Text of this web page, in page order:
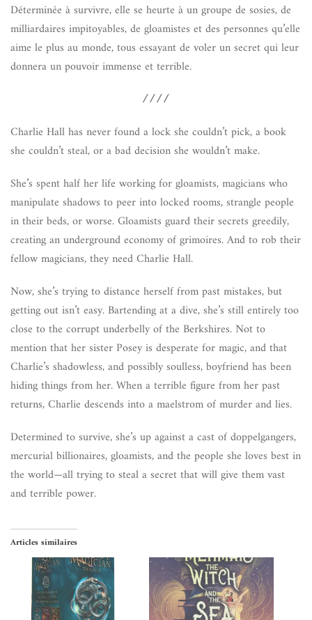
Déterminée à survivre, elle se heurte à un groupe de sosies, de
milliardaires impitoyables, de gloamistes et des personnes qu’elle
aime le plus au monde, tous essayant de voler un secret qui leur
donnera un pouvoir immense et terrible.
////
Charlie Hall has never found a lock she couldn’t pick, a book
she couldn’t steal, or a bad decision she wouldn’t make.
She’s spent half her life working for gloamists, magicians who
manipulate shadows to peer into locked rooms, strangle people
in their beds, or worse. Gloamists guard their secrets greedily,
creating an underground economy of grimoires. And to rob their
fellow magicians, they need Charlie Hall.
Now, she’s trying to distance herself from past mistakes, but
getting out isn’t easy. Bartending at a dive, she’s still entirely too
close to the corrupt underbelly of the Berkshires. Not to
mention that her sister Posey is desperate for magic, and that
Charlie’s shadowless, and possibly soulless, boyfriend has been
hiding things from her. When a terrible figure from her past
returns, Charlie descends into a maelstrom of murder and lies.
Determined to survive, she’s up against a cast of doppelgangers,
mercurial billionaires, gloamists, and the people she loves best in
the world—all trying to steal a secret that will give them vast
and terrible power.
Articles similaires